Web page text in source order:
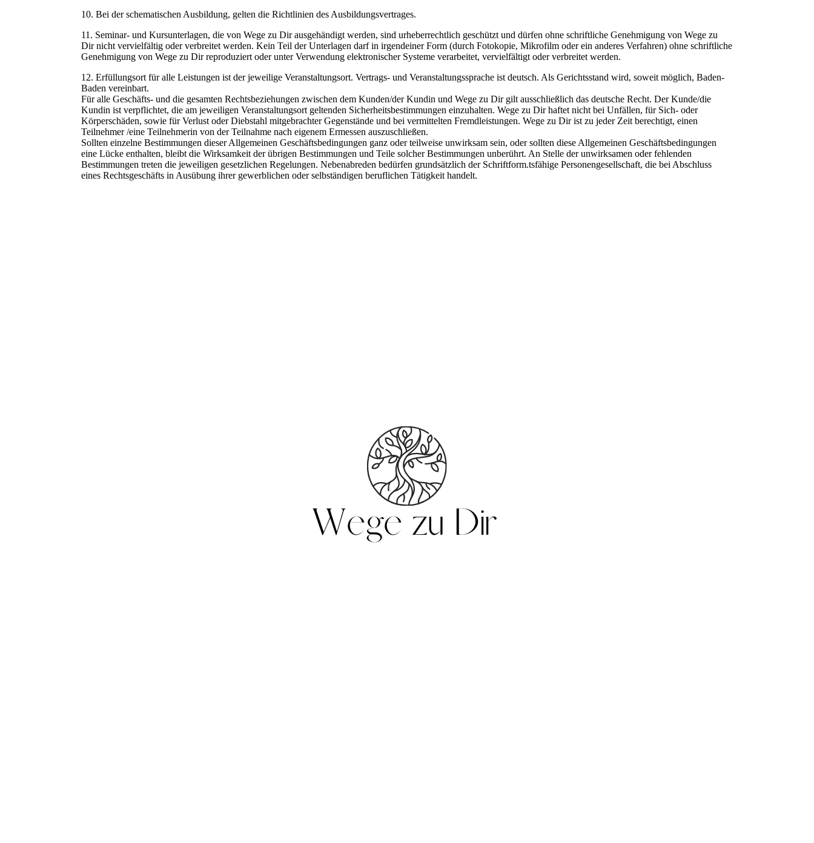
10. Bei der schematischen Ausbildung, gelten die Richtlinien des Ausbildungsvertrages.
11. Seminar- und Kursunterlagen, die von Wege zu Dir ausgehändigt werden, sind urheberrechtlich geschützt und dürfen ohne schriftliche Genehmigung von Wege zu
Dir nicht vervielfältig oder verbreitet werden. Kein Teil der Unterlagen darf in irgendeiner Form (durch Fotokopie, Mikrofilm oder ein anderes Verfahren) ohne schriftliche
Genehmigung von Wege zu Dir reproduziert oder unter Verwendung elektronischer Systeme verarbeitet, vervielfältigt oder verbreitet werden.
12. Erfüllungsort für alle Leistungen ist der jeweilige Veranstaltungsort. Vertrags- und Veranstaltungssprache ist deutsch. Als Gerichtsstand wird, soweit möglich, Baden-
Baden vereinbart.
Für alle Geschäfts- und die gesamten Rechtsbeziehungen zwischen dem Kunden/der Kundin und Wege zu Dir gilt ausschließlich das deutsche Recht. Der Kunde/die
Kundin ist verpflichtet, die am jeweiligen Veranstaltungsort geltenden Sicherheitsbestimmungen einzuhalten. Wege zu Dir haftet nicht bei Unfällen, für Sich- oder
Körperschäden, sowie für Verlust oder Diebstahl mitgebrachter Gegenstände und bei vermittelten Fremdleistungen. Wege zu Dir ist zu jeder Zeit berechtigt, einen
Teilnehmer /eine Teilnehmerin von der Teilnahme nach eigenem Ermessen auszuschließen.
Sollten einzelne Bestimmungen dieser Allgemeinen Geschäftsbedingungen ganz oder teilweise unwirksam sein, oder sollten diese Allgemeinen Geschäftsbedingungen
eine Lücke enthalten, bleibt die Wirksamkeit der übrigen Bestimmungen und Teile solcher Bestimmungen unberührt. An Stelle der unwirksamen oder fehlenden
Bestimmungen treten die jeweiligen gesetzlichen Regelungen. Nebenabreden bedürfen grundsätzlich der Schriftform.tsfähige Personengesellschaft, die bei Abschluss
eines Rechtsgeschäfts in Ausübung ihrer gewerblichen oder selbständigen beruflichen Tätigkeit handelt.